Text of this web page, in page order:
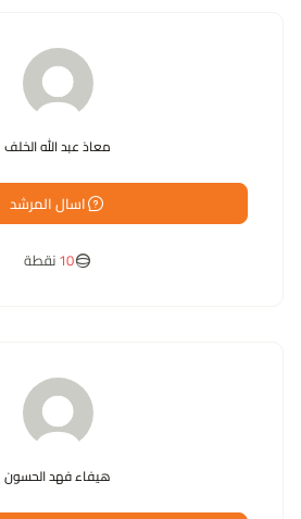
معاذ عبد الله الخلف
اسال المرشد
10نقطة
هيفاء فهد الحسون